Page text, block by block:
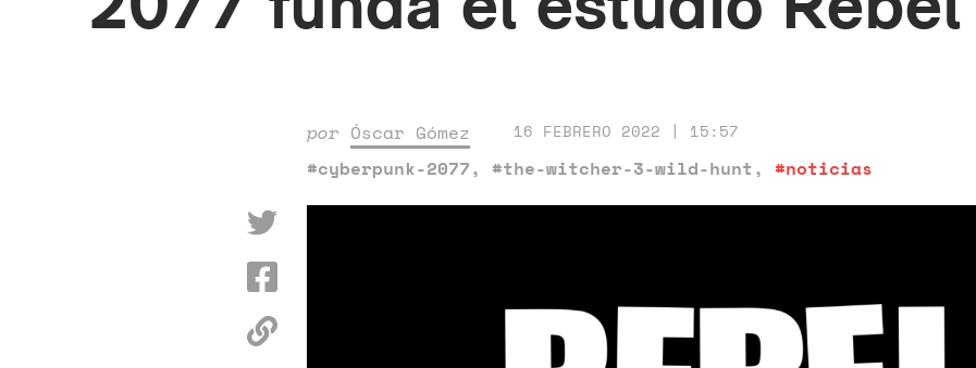
por Óscar Gómez 16 FEBRERO 2022 | 15:57
#cyberpunk-2077, #the-witcher-3-wild-hunt, #noticias